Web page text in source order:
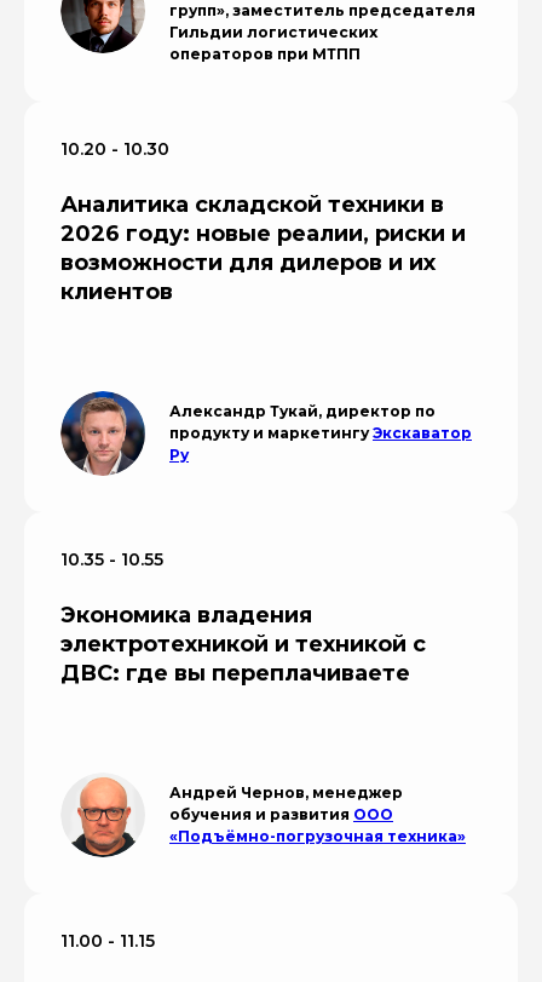
групп», заместитель председателя
Гильдии логистических
операторов при МТПП
10.20 - 10.30
Аналитика складской техники в
2026 году: новые реалии, риски и
возможности для дилеров и их
клиентов
Александр Тукай, директор по
продукту и маркетингуЭкскаватор
Ру
10.35 - 10.55
Экономика владения
электротехникой и техникой с
ДВС: где вы переплачиваете
Андрей Чернов, менеджер
обучения и развития ООО
«Подъёмно-погрузочная техника»
11.00 - 11.15